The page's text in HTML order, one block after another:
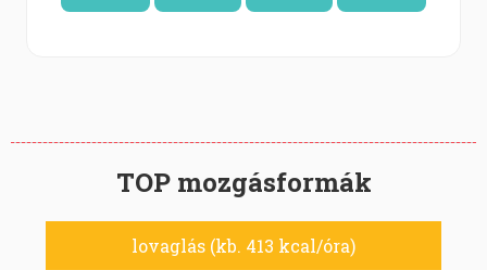
TOP mozgásformák
lovaglás (kb. 413 kcal/óra)